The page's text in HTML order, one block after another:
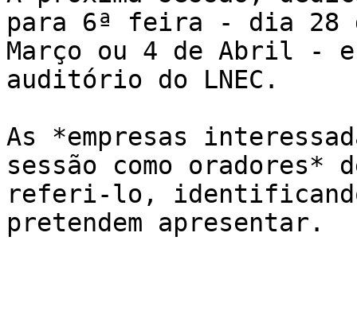
para 6ª feira - dia 28
Março ou 4 de Abril -
auditório do LNEC.
As *empresas
sessão como oradores*
referi-lo, identificando
pretendem apresentar.